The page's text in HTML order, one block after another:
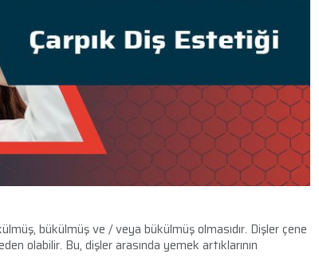
bükülmüş ve / veya bükülmüş olmasıdır. Dişler çene
olabilir. Bu, dişler arasında yemek artıklarının